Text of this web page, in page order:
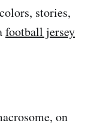
stories,
football jersey
on